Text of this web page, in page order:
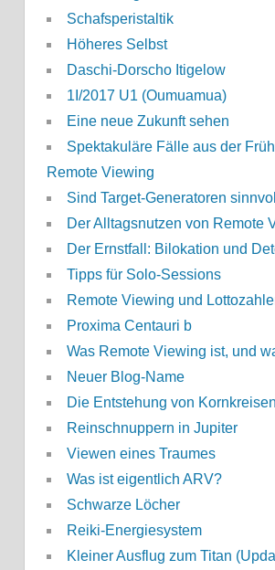
Schafsperistaltik
Höheres Selbst
Daschi-Dorscho Itigelow
1I/2017 U1 (Oumuamua)
Eine neue Zukunft sehen
Spektakuläre Fälle aus der
Remote Viewing
Sind Target-Generatoren
Der Alltagsnutzen von Remote
Der Ernstfall: Bilokation und
Tipps für Solo-Sessions
Remote Viewing und
Proxima Centauri b
Was Remote Viewing ist, und
Neuer Blog-Name
Die Entstehung von Kornkreisen
Reinschnuppern in Jupiter
Viewen eines Traumes
Was ist eigentlich ARV?
Schwarze Löcher
Reiki-Energiesystem
Kleiner Ausflug zum Titan